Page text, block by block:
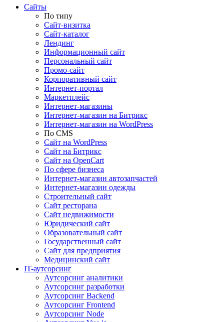
Сайты
По типу
Сайт-визитка
Сайт-каталог
Лендинг
Информационный сайт
Персональный сайт
Промо-сайт
Корпоративный сайт
Интернет-портал
Маркетплейс
Интернет-магазины
Интернет-магазин на Битрикс
Интернет-магазин на WordPress
По СMS
Сайт на WordPress
Сайт на Битрикс
Сайт на OpenCart
По сфере бизнеса
Интернет-магазин автозапчастей
Интернет-магазин одежды
Строительный сайт
Сайт ресторана
Сайт недвижимости
Юридический сайт
Образовательный сайт
Государственный сайт
Сайт для предприятия
Медицинский сайт
IT-аутсорсинг
Аутсорсинг аналитики
Аутсорсинг разработки
Аутсорсинг Backend
Аутсорсинг Frontend
Аутсорсинг Node